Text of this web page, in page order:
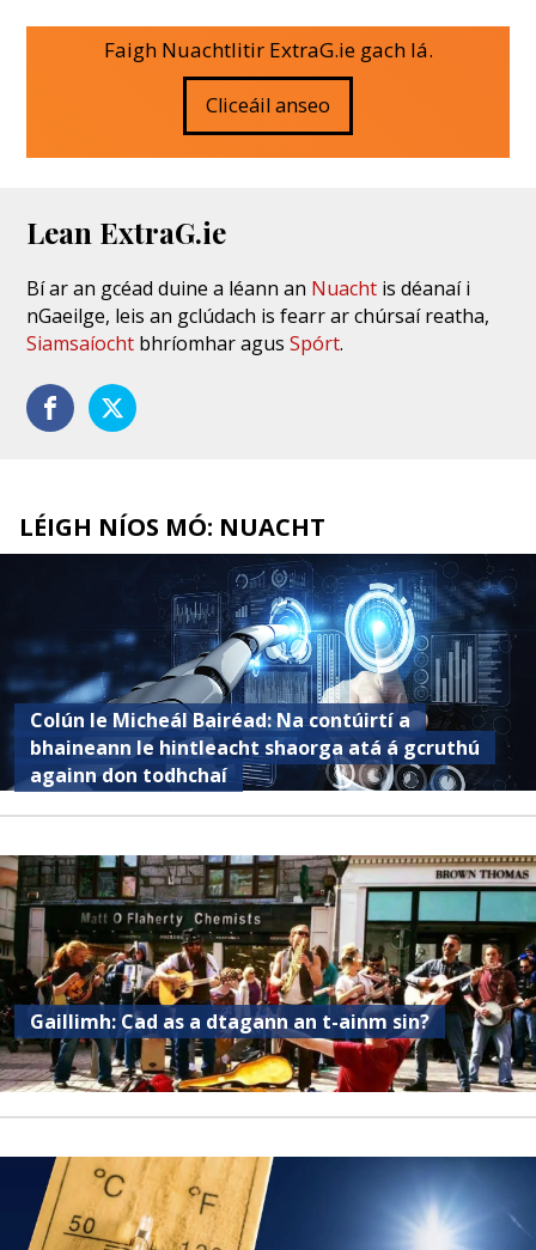
Faigh Nuachtlitir ExtraG.ie gach lá.
Cliceáil anseo
Lean ExtraG.ie
Bí ar an gcéad duine a léann an Nuacht is déanaí i
nGaeilge, leis an gclúdach is fearr ar chúrsaí reatha,
Siamsaíocht bhríomhar agusSpórt.
LÉIGH NÍOS MÓ: NUACHT
Colún le Micheál Bairéad: Na contúirtí a
bhaineann le hintleacht shaorga atá á gcruthú
againn don todhchaí
Gaillimh: Cad as a dtagann an t-ainm sin?